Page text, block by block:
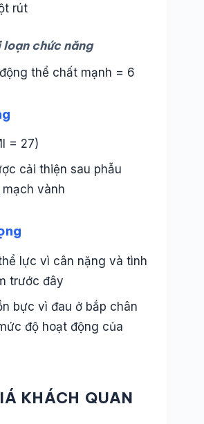
rút
chức năng
thể chất mạnh = 6
= 27)
cải thiện sau phẫu
vành
lực vì cân nặng và tình
trước đây
bực vì đau ở bắp chân
độ hoạt động của
KHÁCH QUAN